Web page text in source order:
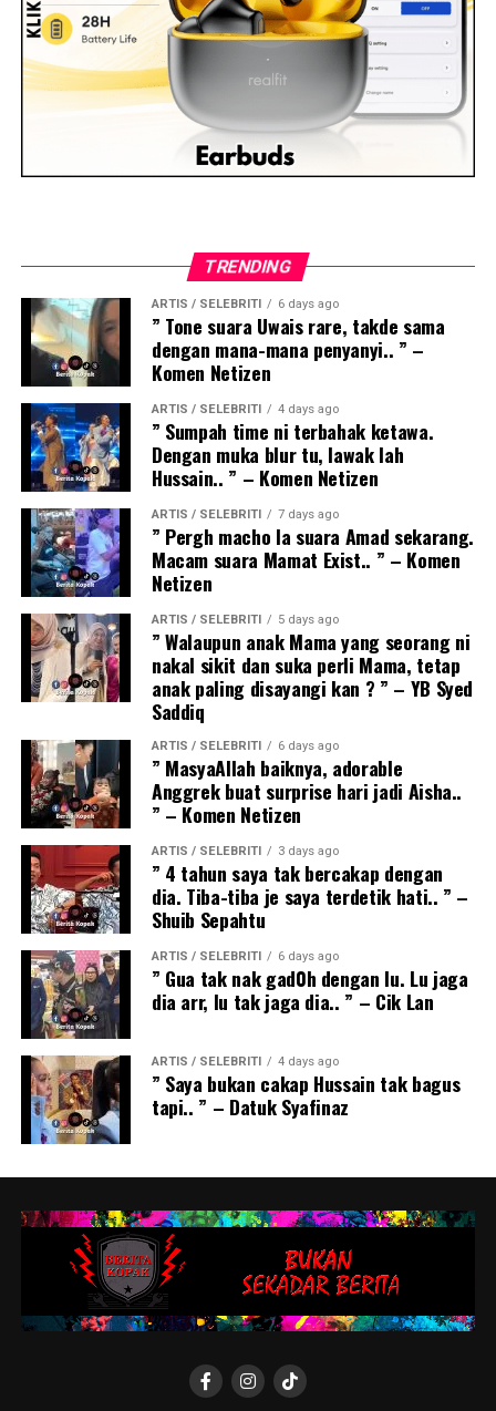
TRENDING
ARTIS / SELEBRITI 6 days ago
” Tone suara Uwais rare, takde sama
dengan mana-mana penyanyi.. ” –
Komen Netizen
ARTIS / SELEBRITI 4 days ago
” Sumpah time ni terbahak ketawa.
Dengan muka blur tu, lawak lah
Hussain.. ” – Komen Netizen
ARTIS / SELEBRITI 7 days ago
” Pergh macho la suara Amad sekarang.
Macam suara Mamat Exist.. ” – Komen
Netizen
ARTIS / SELEBRITI 5 days ago
” Walaupun anak Mama yang seorang ni
nakal sikit dan suka perli Mama, tetap
anak paling disayangi kan ? ” – YB Syed
Saddiq
ARTIS / SELEBRITI 6 days ago
” MasyaAllah baiknya, adorable
Anggrek buat surprise hari jadi Aisha..
” – Komen Netizen
ARTIS / SELEBRITI 3 days ago
” 4 tahun saya tak bercakap dengan
dia. Tiba-tiba je saya terdetik hati.. ” –
Shuib Sepahtu
ARTIS / SELEBRITI 6 days ago
” Gua tak nak gad0h dengan lu. Lu jaga
dia arr, lu tak jaga dia.. ” – Cik Lan
ARTIS / SELEBRITI 4 days ago
” Saya bukan cakap Hussain tak bagus
tapi.. ” – Datuk Syafinaz